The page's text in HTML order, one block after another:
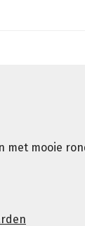
met mooie